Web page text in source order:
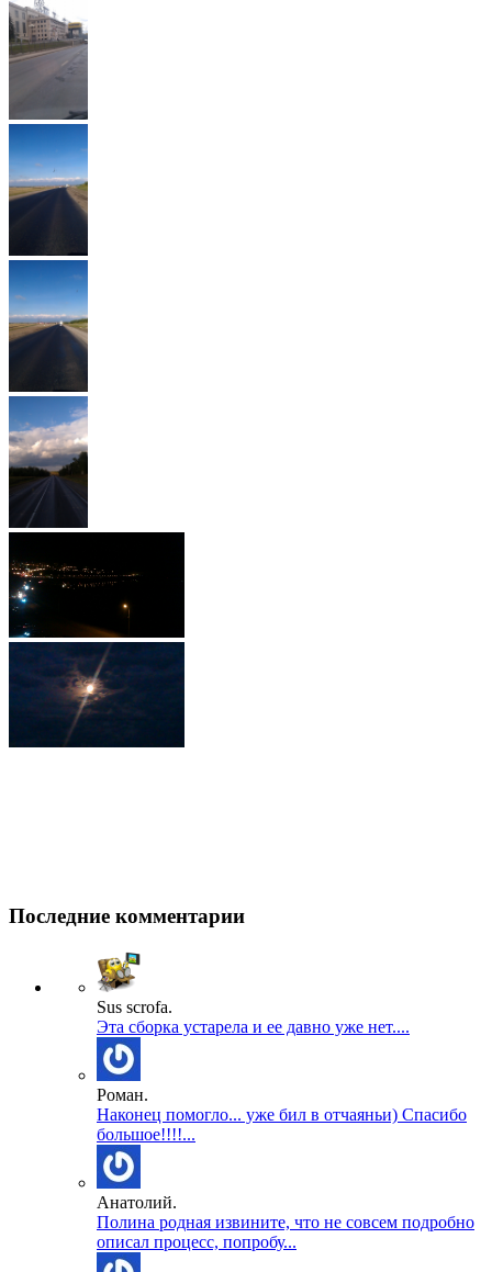
Последние комментарии
Sus scrofa.
Эта сборка устарела и ее давно уже нет....
Роман.
Наконец помогло... уже бил в отчаяньи) Спасибо
большое!!!!...
Анатолий.
Полина родная извините, что не совсем подробно
описал процесс, попробу...